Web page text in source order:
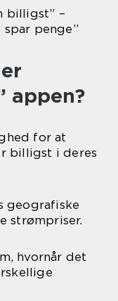
billigst” –
penge”
appen?
for at
billigst i deres
geografiske
strømpriser.
hvornår det